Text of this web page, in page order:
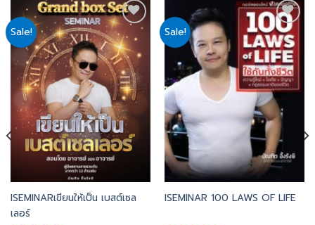
Sale!
Add
to
wishlist
ISEMINARเขียนให้เป็น เบสต์เซล
เลอร์
Sale!
Add
to
wishlist
ISEMINAR 100 LAWS OF LIFE